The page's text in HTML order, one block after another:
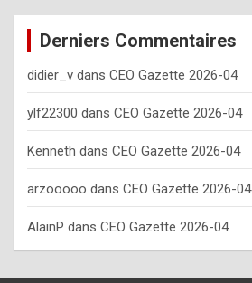
e
y
o
u
s
h
o
Derniers Commentaires
didier_v dans CEO Gazette 2026-04
ylf22300 dans CEO Gazette 2026-04
Kenneth dans CEO Gazette 2026-04
arzooooo dans CEO Gazette 2026-04
AlainP dans CEO Gazette 2026-04